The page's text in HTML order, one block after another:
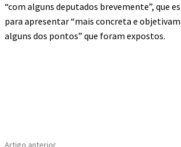
“com alguns deputados brevemente”, que
para apresentar “mais concreta e
alguns dos pontos” que foram expostos.
Artigo anterior